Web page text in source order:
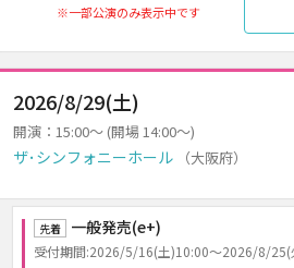
※一部公演のみ表示中です
2026/8/29(土)
開演：15:00～ (開場 14:00～)
ザ･シンフォニーホール （大阪府）
先着 一般発売(e+)
受付期間:2026/5/16(土)10:00～2026/8/25(